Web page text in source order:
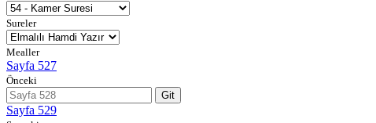
Sureler
Mealler
Sayfa 527
Önceki
Git
Sayfa 529